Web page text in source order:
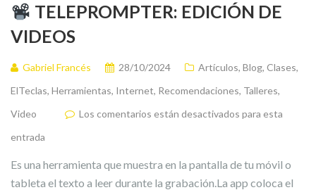
TELEPROMPTER: EDICIÓN DE
VIDEOS
Gabriel Francés 28/10/2024 Artículos, Blog, Clases,
ElTeclas, Herramientas, Internet, Recomendaciones, Talleres,
Video
Los comentarios están desactivados para esta
entrada
Es una herramienta que muestra en la pantalla de tu móvil o
tableta el texto a leer durante la grabación.La app coloca el